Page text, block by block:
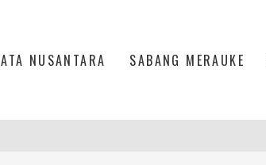
NUSANTARA SABANG MERAUKE